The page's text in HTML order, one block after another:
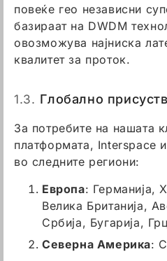
повеќе гео независни
базираат на DWDM
овозможува најниска
квалитет за проток.
1.3. Глобално
За потребите на нашата
платформата, Interspace
во следните региони:
Европа: Германија,
Велика Британија,
Србија, Бугарија,
Северна Америка: